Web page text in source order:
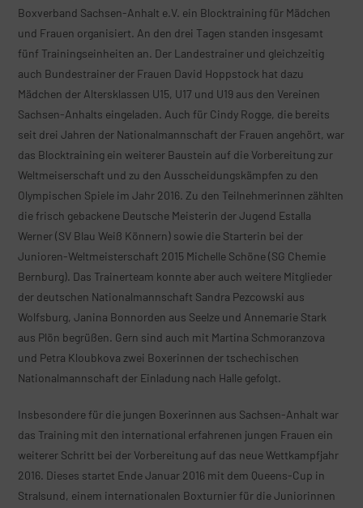
Boxverband Sachsen-Anhalt e.V. ein Blocktraining für Mädchen
und Frauen organisiert. An den drei Tagen standen insgesamt
fünf Trainingseinheiten an. Der Landestrainer und gleichzeitig
auch Bundestrainer der Frauen David Hoppstock hat dazu
Mädchen der Altersklassen U15, U17 und U19 aus den Vereinen
Sachsen-Anhalts eingeladen. Auch für Cindy Rogge, die bereits
seit drei Jahren der Nationalmannschaft der Frauen angehört, war
das Blocktraining ein weiterer Baustein auf die Vorbereitung zur
Weltmeiserschaft und zu den Ausscheidungskämpfen zu den
Olympischen Spiele im Jahr 2016. Zu den Teilnehmerinnen zählten
die frisch gebackene Deutsche Meisterin der Jugend Estalla
Werner (SV Blau Weiß Könnern) sowie die Starterin bei der
Junioren-Weltmeisterschaft 2015 Michelle Schöne (SG Chemie
Bernburg). Das Trainerteam konnte aber auch weitere Mitglieder
der deutschen Nationalmannschaft Sandra Pezcowski aus
Wolfsburg, Janina Bonnorden aus Seelze und Annemarie Stark
aus Plön begrüßen. Gern sind auch mit Martina Schmoranzova
und Petra Kloubkova zwei Boxerinnen der tschechischen
Nationalmannschaft der Einladung nach Halle gefolgt.
Insbesondere für die jungen Boxerinnen aus Sachsen-Anhalt war
das Training mit den international erfahrenen jungen Frauen ein
weiterer Schritt bei der Vorbereitung auf das neue Wettkampfjahr
2016. Dieses startet Ende Januar 2016 mit dem Queens-Cup in
Stralsund, einem internationalen Boxturnier für die Juniorinnen